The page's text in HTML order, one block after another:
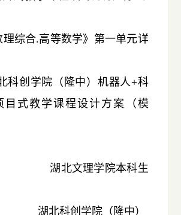
理综合.高等数学》第一单元详
科创学院（隆中）机器人+科
目式教学课程设计方案（模
湖北文理学院本科生
湖北科创学院（隆中）